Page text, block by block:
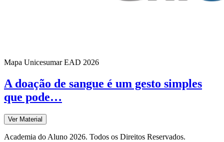
Mapa Unicesumar EAD 2026
A doação de sangue é um gesto simples
que pode…
Ver Material
Academia do Aluno 2026. Todos os Direitos Reservados.